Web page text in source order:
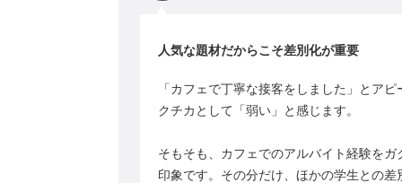
人気な題材だからこそ差別化が重要
「カフェで丁寧な接客をしました」とア
クチカとして「弱い」と感じます。
そもそも、カフェでのアルバイト経験を
印象です。その分だけ、ほかの学生との差